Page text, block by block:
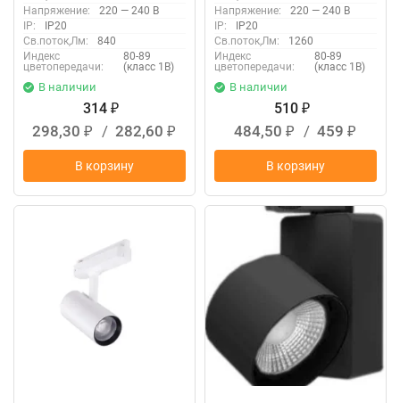
Напряжение:
220 — 240 В
IP:
IP20
Св.поток,Лм:
840
Индекс
цветопередачи:
80-89
(класс 1В)
В наличии
314 ₽
298,30 ₽ / 282,60 ₽
В корзину
Напряжение:
220 — 240 В
IP:
IP20
Св.поток,Лм:
1260
Индекс
цветопередачи:
80-89
(класс 1В)
В наличии
510 ₽
484,50 ₽ / 459 ₽
В корзину